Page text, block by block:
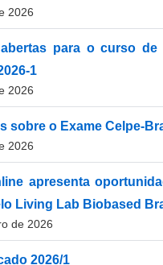
2026
abertas para o curso
1
2026
sobre o Exame Celpe-
2026
apresenta
Living Lab Biobased
de 2026
2026/1